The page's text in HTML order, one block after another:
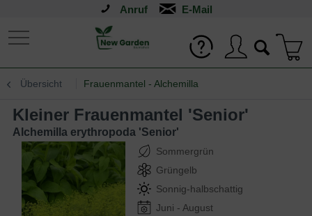
Anruf
Übersicht Frauenmantel - Alchemilla
Kleiner Frauenmantel 'Senior'
Alchemilla erythropoda 'Senior'
Sommergrün
Grüngelb
Sonnig-halbschattig
Juni - August